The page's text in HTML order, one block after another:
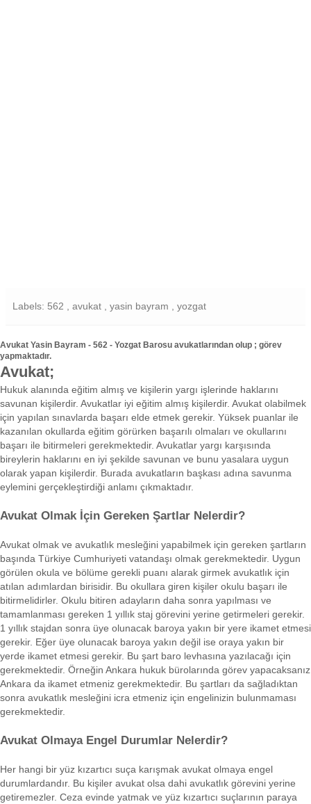
Labels: 562 , avukat , yasin bayram , yozgat
Avukat Yasin Bayram - 562 - Yozgat Barosu avukatlarından olup ; görev
yapmaktadır.
Avukat;
Hukuk alanında eğitim almış ve kişilerin yargı işlerinde haklarını
savunan kişilerdir. Avukatlar iyi eğitim almış kişilerdir. Avukat olabilmek
için yapılan sınavlarda başarı elde etmek gerekir. Yüksek puanlar ile
kazanılan okullarda eğitim görürken başarılı olmaları ve okullarını
başarı ile bitirmeleri gerekmektedir. Avukatlar yargı karşısında
bireylerin haklarını en iyi şekilde savunan ve bunu yasalara uygun
olarak yapan kişilerdir. Burada avukatların başkası adına savunma
eylemini gerçekleştirdiği anlamı çıkmaktadır.
Avukat Olmak İçin Gereken Şartlar Nelerdir?
Avukat olmak ve avukatlık mesleğini yapabilmek için gereken şartların
başında Türkiye Cumhuriyeti vatandaşı olmak gerekmektedir. Uygun
görülen okula ve bölüme gerekli puanı alarak girmek avukatlık için
atılan adımlardan birisidir. Bu okullara giren kişiler okulu başarı ile
bitirmelidirler. Okulu bitiren adayların daha sonra yapılması ve
tamamlanması gereken 1 yıllık staj görevini yerine getirmeleri gerekir.
1 yıllık stajdan sonra üye olunacak baroya yakın bir yere ikamet etmesi
gerekir. Eğer üye olunacak baroya yakın değil ise oraya yakın bir
yerde ikamet etmesi gerekir. Bu şart baro levhasına yazılacağı için
gerekmektedir. Örneğin Ankara hukuk bürolarında görev yapacaksanız
Ankara da ikamet etmeniz gerekmektedir. Bu şartları da sağladıktan
sonra avukatlık mesleğini icra etmeniz için engelinizin bulunmaması
gerekmektedir.
Avukat Olmaya Engel Durumlar Nelerdir?
Her hangi bir yüz kızartıcı suça karışmak avukat olmaya engel
durumlardandır. Bu kişiler avukat olsa dahi avukatlık görevini yerine
getiremezler. Ceza evinde yatmak ve yüz kızartıcı suçlarının paraya